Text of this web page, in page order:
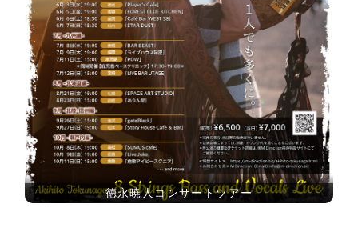
徳永暁人コンサートツアー